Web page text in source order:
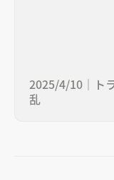
2025/4/10｜ト
乱